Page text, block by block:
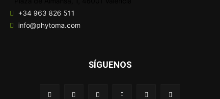
+34 963 826 511
info@phytoma.com
SÍGUENOS